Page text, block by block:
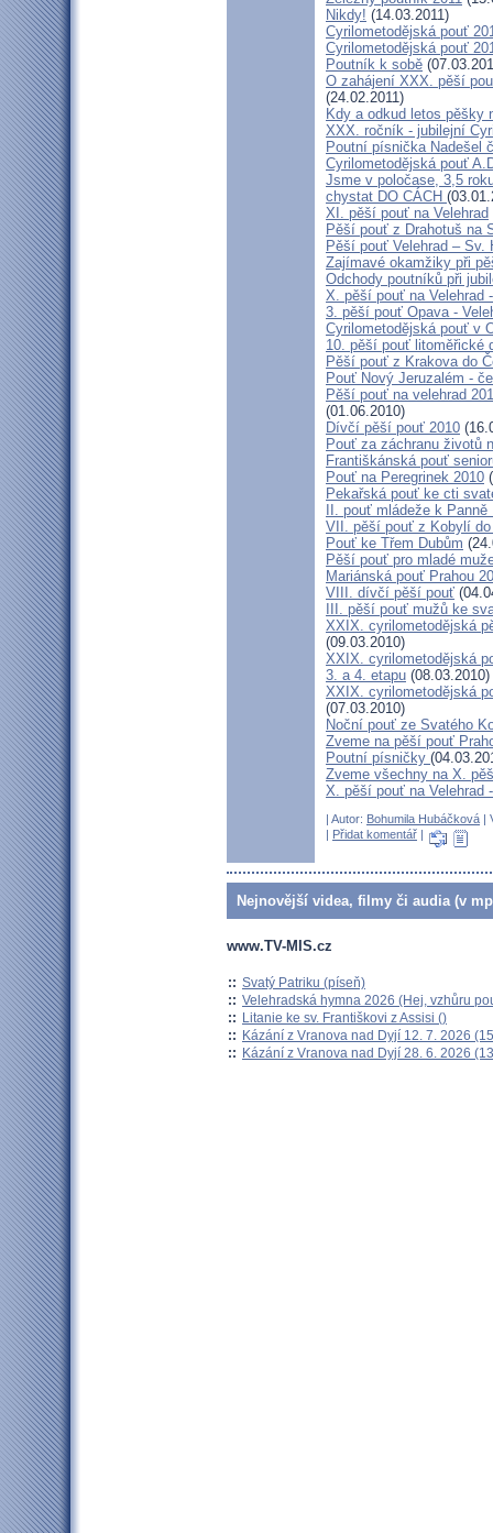
Nikdy! (14.03.2011)
Cyrilometodějská pouť
Cyrilometodějská pouť
Poutník k sobě
O zahájení XXX. pěší
(24.02.2011)
Kdy a odkud letos pěšky
XXX. ročník - jubilejní
Poutní písnička Nadešel
Cyrilometodějská pouť
Jsme v poločase, 3,5
chystat DO CÁCH
XI. pěší pouť na Velehrad
Pěší pouť z Drahotuš na
Pěší pouť Velehrad – Sv.
Zajímavé okamžiky při
Odchody poutníků při
X. pěší pouť na Velehrad
3. pěší pouť Opava -
Cyrilometodějská pouť v
10. pěší pouť litoměřické
Pěší pouť z Krakova do
Pouť Nový Jeruzalém -
Pěší pouť na velehrad
(01.06.2010)
Dívčí pěší pouť 2010
Pouť za záchranu životů
Františkánská pouť
Pouť na Peregrinek 2010
Pekařská pouť ke cti
II. pouť mládeže k
VII. pěší pouť z Kobylí
Pouť ke Třem Dubům
Pěší pouť pro mladé
Mariánská pouť Prahou
VIII. dívčí pěší pouť
III. pěší pouť mužů ke
XXIX. cyrilometodějská
(09.03.2010)
XXIX. cyrilometodějská
3. a 4. etapu (08.03.2010)
XXIX. cyrilometodějská
(07.03.2010)
Noční pouť ze Svatého
Zveme na pěší pouť
Poutní písničky
Zveme všechny na X.
X. pěší pouť na Velehrad
| Autor: Bohumila Hubáčková |
| Přidat komentář |
Nejnovější videa, filmy či audia (v
www.TV-MIS.cz
:: Svatý Patriku (píseň)
:: Velehradská hymna 2026 (Hej, vzhůru
:: Litanie ke sv. Františkovi z Assisi ()
:: Kázání z Vranova nad Dyjí 12. 7. 2026
:: Kázání z Vranova nad Dyjí 28. 6. 2026